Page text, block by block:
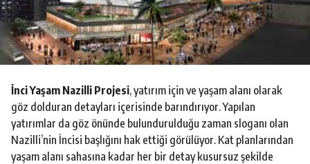
g
o
İnci Yaşam Nazilli Projesi, yatırım için ve yaşam alanı olarak
göz dolduran detayları içerisinde barındırıyor. Yapılan
yatırımlar da göz önünde bulundurulduğu zaman sloganı olan
Nazilli’nin İncisi başlığını hak ettiği görülüyor. Kat planlarından
yaşam alanı sahasına kadar her bir detay kusursuz şekilde